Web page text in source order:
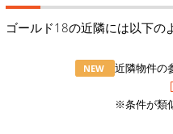
ゴールド18の近隣には以下の
NEW
近隣物件の
※条件が類